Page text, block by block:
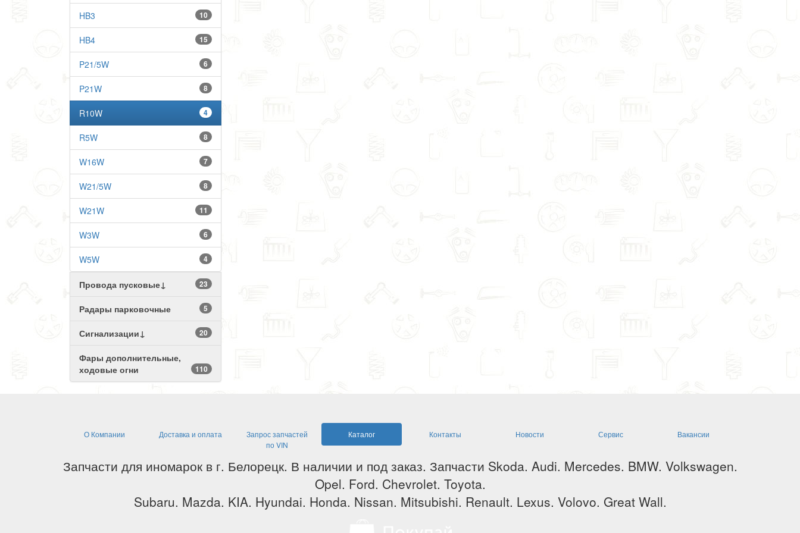
10
HB3
15
HB4
6
P21/5W
8
P21W
4
R10W
8
R5W
7
W16W
8
W21/5W
11
W21W
6
W3W
4
W5W
Провода пусковые↓ 23
Радары парковочные 5
Сигнализации↓ 20
Фары дополнительные,
ходовые огни
110
О Компании Доставка и оплата
Запрос запчастей
по VIN
Каталог Контакты Новости Сервис Вакансии
Запчасти для иномарок в г. Белорецк. В наличии и под заказ. Запчасти Skoda. Audi. Mercedes. BMW. Volkswagen.
Opel. Ford. Chevrolet. Toyota.
Subaru. Mazda. KIA. Hyundai. Honda. Nissan. Mitsubishi. Renault. Lexus. Volovo. Great Wall.